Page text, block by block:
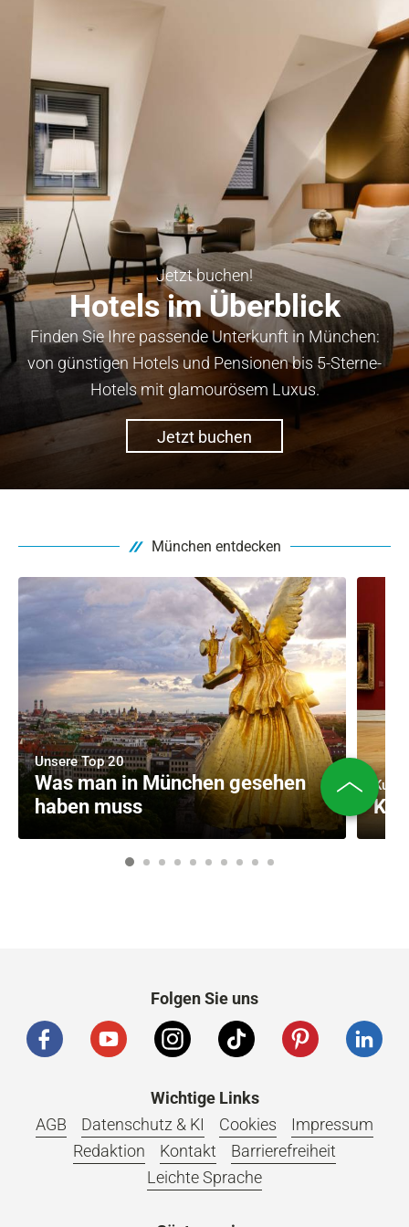
Jetzt buchen!
Hotels im Überblick
Finden Sie Ihre passende Unterkunft in München:
von günstigen Hotels und Pensionen bis 5-Sterne-
Hotels mit glamourösem Luxus.
Jetzt buchen
München entdecken
Unsere Top 20
Was man in München gesehen
haben muss
1 2 3 4 5 6 7 8 9 10
Folgen Sie uns
Wichtige Links
AGB
Datenschutz & KI Cookies
Impressum
Redaktion
Kontakt
Barrierefreiheit
Leichte Sprache